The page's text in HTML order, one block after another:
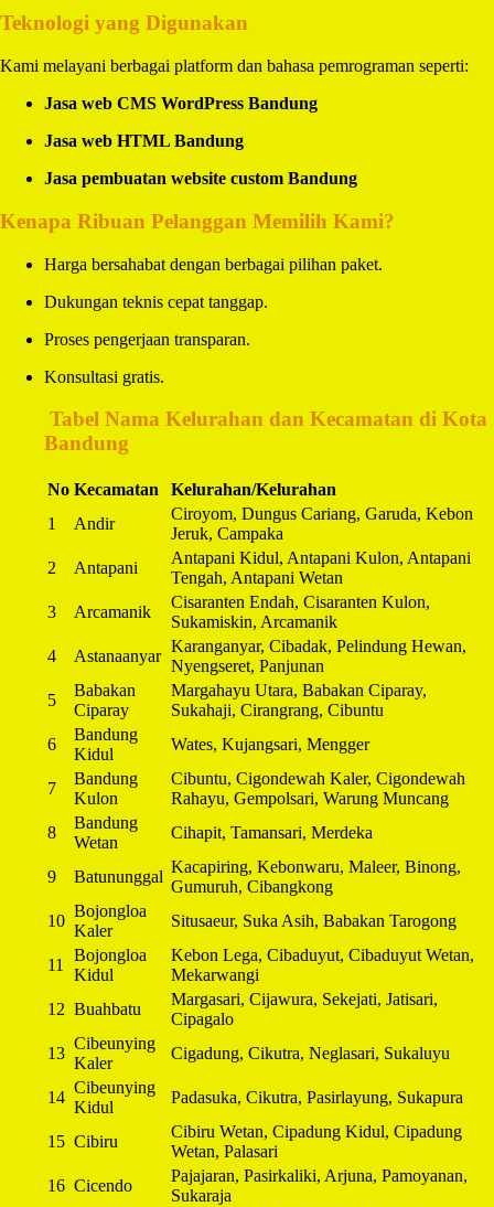
Teknologi yang Digunakan
Kami melayani berbagai platform dan bahasa pemrograman seperti:
Jasa web CMS WordPress Bandung
Jasa web HTML Bandung
Jasa pembuatan website custom Bandung
Kenapa Ribuan Pelanggan Memilih Kami?
Harga bersahabat dengan berbagai pilihan paket.
Dukungan teknis cepat tanggap.
Proses pengerjaan transparan.
Konsultasi gratis.
Tabel Nama Kelurahan dan Kecamatan di Kota
Bandung
No Kecamatan
Kelurahan/Kelurahan
1
Andir
Ciroyom, Dungus Cariang, Garuda, Kebon
Jeruk, Campaka
2
Antapani
Antapani Kidul, Antapani Kulon, Antapani
Tengah, Antapani Wetan
3
Arcamanik
Cisaranten Endah, Cisaranten Kulon,
Sukamiskin, Arcamanik
4
Astanaanyar
Karanganyar, Cibadak, Pelindung Hewan,
Nyengseret, Panjunan
5
Babakan
Ciparay
Margahayu Utara, Babakan Ciparay,
Sukahaji, Cirangrang, Cibuntu
6
Bandung
Kidul
Wates, Kujangsari, Mengger
7
Bandung
Kulon
Cibuntu, Cigondewah Kaler, Cigondewah
Rahayu, Gempolsari, Warung Muncang
8
Bandung
Wetan
Cihapit, Tamansari, Merdeka
9 Batununggal
Kacapiring, Kebonwaru, Maleer, Binong,
Gumuruh, Cibangkong
10
Bojongloa
Kaler
Situsaeur, Suka Asih, Babakan Tarogong
11
Bojongloa
Kidul
Kebon Lega, Cibaduyut, Cibaduyut Wetan,
Mekarwangi
12 Buahbatu
Margasari, Cijawura, Sekejati, Jatisari,
Cipagalo
13
Cibeunying
Kaler
Cigadung, Cikutra, Neglasari, Sukaluyu
14
Cibeunying
Kidul
Padasuka, Cikutra, Pasirlayung, Sukapura
15 Cibiru
Cibiru Wetan, Cipadung Kidul, Cipadung
Wetan, Palasari
16 Cicendo
Pajajaran, Pasirkaliki, Arjuna, Pamoyanan,
Sukaraja